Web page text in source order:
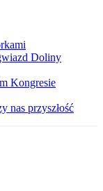
Doliny
Kongresie
nas przyszłość